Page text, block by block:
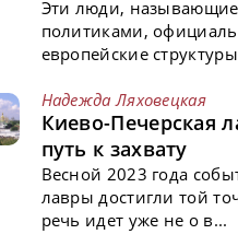
Эти люди, называющие
политиками,
европейские
Надежда Ляховецкая
Киево-Печерская
путь к захвату
Весной 2023 года
лавры достигли той
речь идет уже не о в...